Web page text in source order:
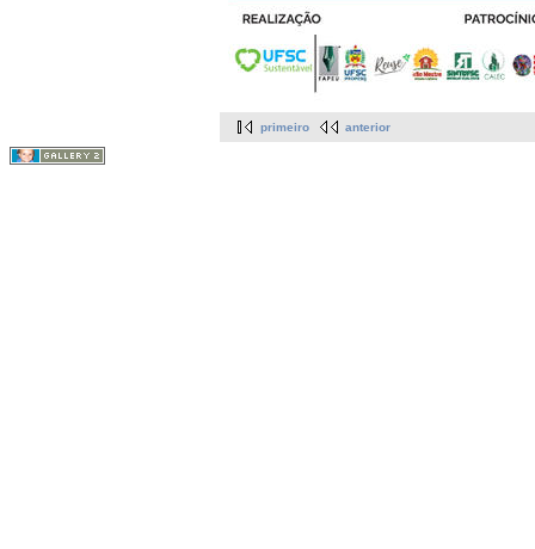
primeiro anterior